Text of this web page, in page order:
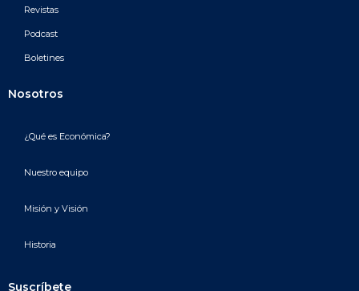
Revistas
Podcast
Boletines
Nosotros
¿Qué es Económica?
Nuestro equipo
Misión y Visión
Historia
Suscríbete